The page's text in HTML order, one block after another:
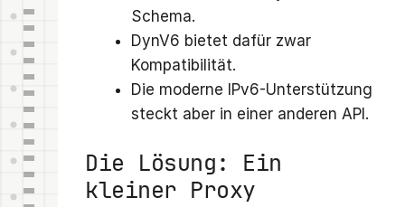
Schema.
DynV6 bietet dafür zwar
Kompatibilität.
Die moderne IPv6-Unterstützung
steckt aber in einer anderen API.
Die Lösung: Ein
kleiner Proxy